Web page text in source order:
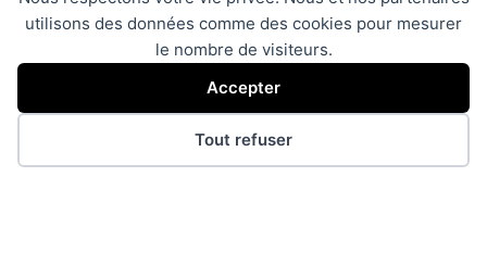
utilisons des données comme des cookies pour mesurer
le nombre de visiteurs.
Accepter
Tout refuser